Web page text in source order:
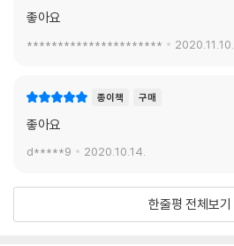
좋아요
********************** 2020.11.10.
종이책 구매
좋아요
d*****9 2020.10.14.
한줄평 전체보기